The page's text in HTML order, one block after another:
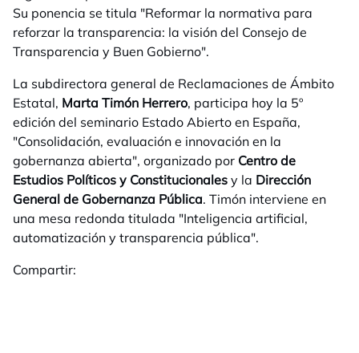
Su ponencia se titula "Reformar la normativa para
reforzar la transparencia: la visión del Consejo de
Transparencia y Buen Gobierno".
La subdirectora general de Reclamaciones de Ámbito
Estatal, Marta Timón Herrero, participa hoy la 5º
edición del seminario Estado Abierto en España,
"Consolidación, evaluación e innovación en la
gobernanza abierta", organizado por Centro de
Estudios Políticos y Constitucionales y la Dirección
General de Gobernanza Pública. Timón interviene en
una mesa redonda titulada "Inteligencia artificial,
automatización y transparencia pública".
Compartir: